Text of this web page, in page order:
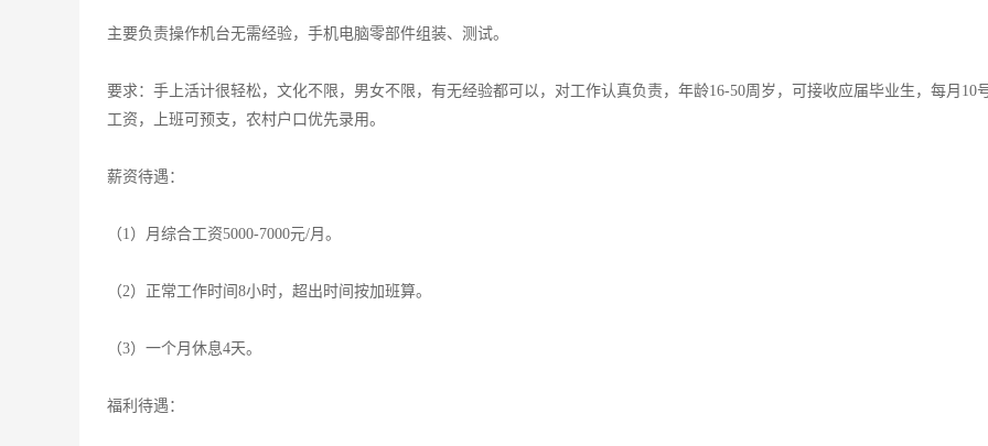
主要负责操作机台无需经验，手机电脑零部件组装、测试。
要求：手上活计很轻松，文化不限，男女不限，有无经验都可以，对工作认真负责，年龄16-50周岁，可接收应届毕业生，每月10
工资，上班可预支，农村户口优先录用。
薪资待遇：
（1）月综合工资5000-7000元/月。
（2）正常工作时间8小时，超出时间按加班算。
（3）一个月休息4天。
福利待遇：